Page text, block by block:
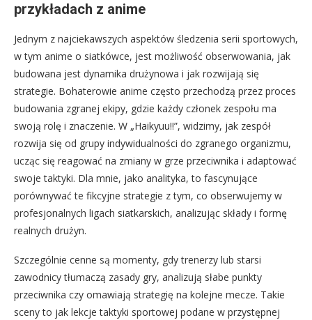
przykładach z anime
Jednym z najciekawszych aspektów śledzenia serii sportowych,
w tym anime o siatkówce, jest możliwość obserwowania, jak
budowana jest dynamika drużynowa i jak rozwijają się
strategie. Bohaterowie anime często przechodzą przez proces
budowania zgranej ekipy, gdzie każdy członek zespołu ma
swoją rolę i znaczenie. W „Haikyuu!!”, widzimy, jak zespół
rozwija się od grupy indywidualności do zgranego organizmu,
ucząc się reagować na zmiany w grze przeciwnika i adaptować
swoje taktyki. Dla mnie, jako analityka, to fascynujące
porównywać te fikcyjne strategie z tym, co obserwujemy w
profesjonalnych ligach siatkarskich, analizując składy i formę
realnych drużyn.
Szczególnie cenne są momenty, gdy trenerzy lub starsi
zawodnicy tłumaczą zasady gry, analizują słabe punkty
przeciwnika czy omawiają strategię na kolejne mecze. Takie
sceny to jak lekcje taktyki sportowej podane w przystępnej